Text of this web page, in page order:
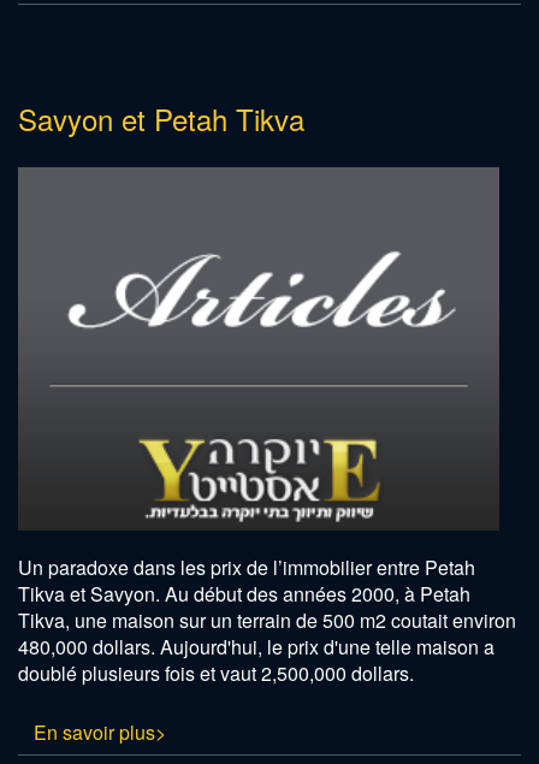
Savyon et Petah Tikva
Un paradoxe dans les prix de l’immobilier entre Petah
Tikva et Savyon. Au début des années 2000, à Petah
Tikva, une maison sur un terrain de 500 m2 coutait environ
480,000 dollars. Aujourd'hui, le prix d'une telle maison a
doublé plusieurs fois et vaut 2,500,000 dollars.
En savoir plus>